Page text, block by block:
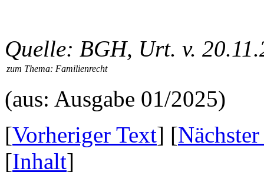
Quelle: BGH, Urt. v.
zum Thema: Familienrecht
(aus: Ausgabe 01/2025)
[Vorheriger Text] [
[Inhalt]